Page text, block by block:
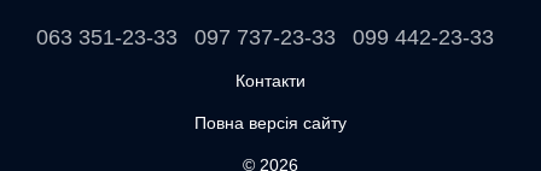
063 351-23-33 097 737-23-33 099 442-23-33
Контакти
Повна версія сайту
© 2026